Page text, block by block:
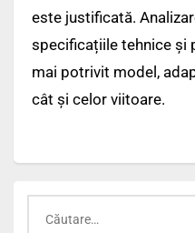
este justificată.
specificațiile tehnice și
mai potrivit model,
cât și celor viitoare.
după: